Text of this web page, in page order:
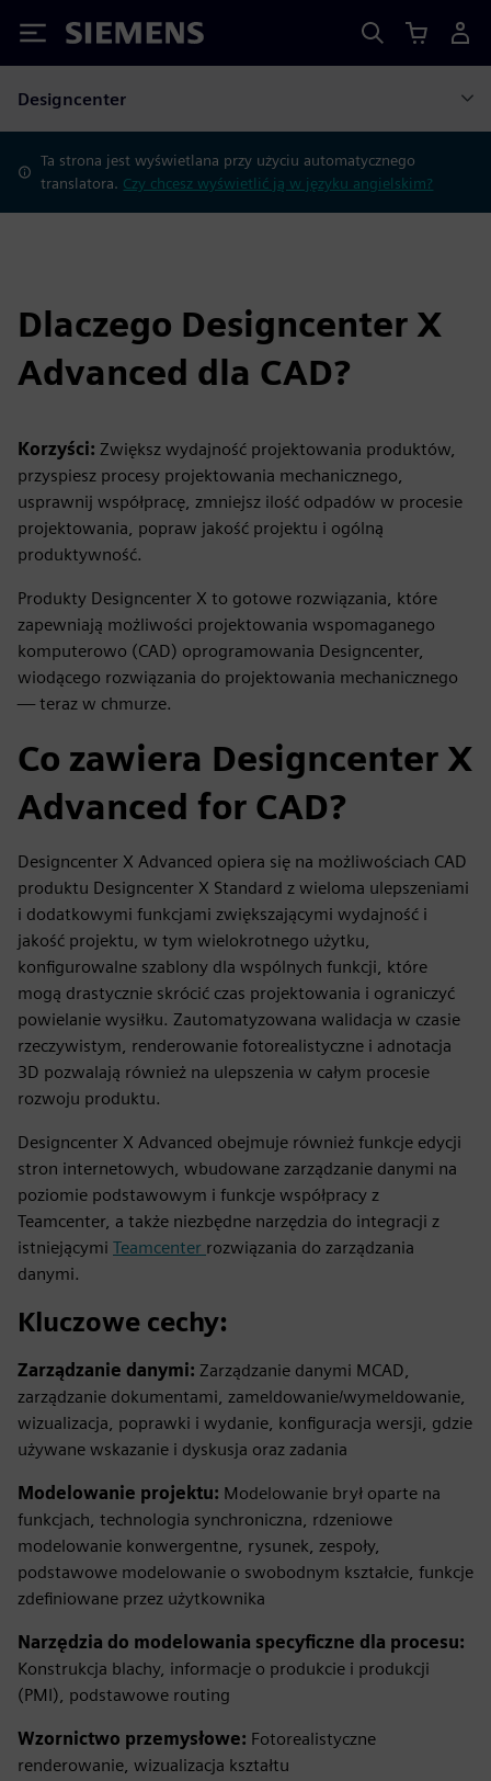
Siemens
Designcenter
Ta strona jest wyświetlana przy użyciu automatycznego
translatora. Czy chcesz wyświetlić ją w języku angielskim?
Dlaczego Designcenter X
Advanced dla CAD?
Korzyści: Zwiększ wydajność projektowania produktów,
przyspiesz procesy projektowania mechanicznego,
usprawnij współpracę, zmniejsz ilość odpadów w procesie
projektowania, popraw jakość projektu i ogólną
produktywność.
Produkty Designcenter X to gotowe rozwiązania, które
zapewniają możliwości projektowania wspomaganego
komputerowo (CAD) oprogramowania Designcenter,
wiodącego rozwiązania do projektowania mechanicznego
— teraz w chmurze.
Co zawiera Designcenter X
Advanced for CAD?
Designcenter X Advanced opiera się na możliwościach CAD
produktu Designcenter X Standard z wieloma ulepszeniami
i dodatkowymi funkcjami zwiększającymi wydajność i
jakość projektu, w tym wielokrotnego użytku,
konfigurowalne szablony dla wspólnych funkcji, które
mogą drastycznie skrócić czas projektowania i ograniczyć
powielanie wysiłku. Zautomatyzowana walidacja w czasie
rzeczywistym, renderowanie fotorealistyczne i adnotacja
3D pozwalają również na ulepszenia w całym procesie
rozwoju produktu.
Designcenter X Advanced obejmuje również funkcje edycji
stron internetowych, wbudowane zarządzanie danymi na
poziomie podstawowym i funkcje współpracy z
Teamcenter, a także niezbędne narzędzia do integracji z
istniejącymi Teamcenter rozwiązania do zarządzania
danymi.
Kluczowe cechy:
Zarządzanie danymi: Zarządzanie danymi MCAD,
zarządzanie dokumentami, zameldowanie/wymeldowanie,
wizualizacja, poprawki i wydanie, konfiguracja wersji, gdzie
używane wskazanie i dyskusja oraz zadania
Modelowanie projektu: Modelowanie brył oparte na
funkcjach, technologia synchroniczna, rdzeniowe
modelowanie konwergentne, rysunek, zespoły,
podstawowe modelowanie o swobodnym kształcie, funkcje
zdefiniowane przez użytkownika
Narzędzia do modelowania specyficzne dla procesu:
Konstrukcja blachy, informacje o produkcie i produkcji
(PMI), podstawowe routing
Wzornictwo przemysłowe: Fotorealistyczne
renderowanie, wizualizacja kształtu